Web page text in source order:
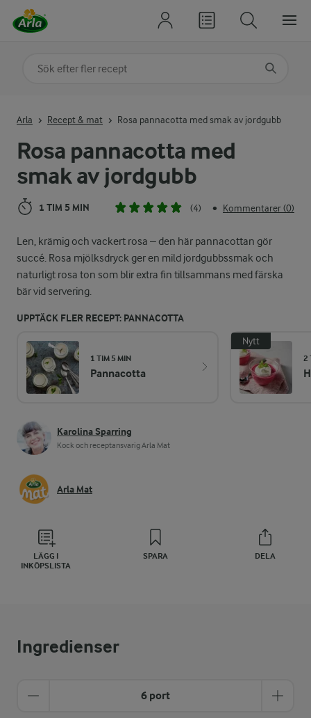
Rosa pannacotta med
smak av jordgubb
1 TIM 5 MIN (4) • Kommentarer (0)
Len, krämig och vackert rosa – den här pannacottan gör
succé. Rosa mjölksdryck ger en mild jordgubbssmak och
naturligt rosa ton som blir extra fin tillsammans med färska
bär vid servering.
UPPTÄCK FLER RECEPT: PANNACOTTA
1 TIM 5 MIN
Pannacotta
Nytt
2
Karolina Sparring
Kock och receptansvarig Arla Mat
Arla Mat
LÄGG I
INKÖPSLISTA
SPARA DELA
Arla Recept & mat Rosa pannacotta med smak av jordgubb
Ingredienser
6 port
Sök på kategori eller ingrediens